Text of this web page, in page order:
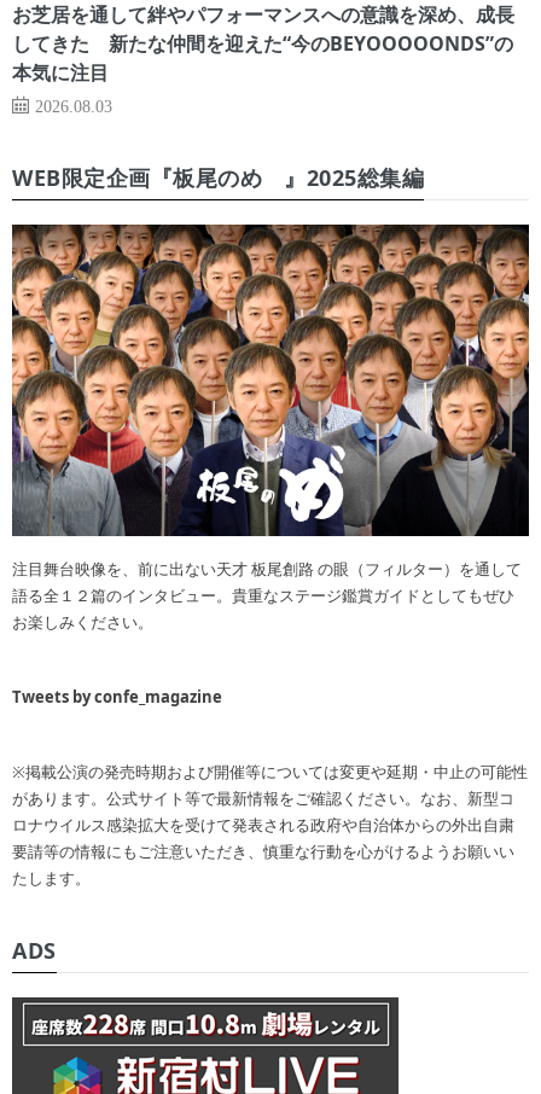
お芝居を通して絆やパフォーマンスへの意識を深め、成長
してきた 新たな仲間を迎えた“今のBEYOOOOONDS”の
本気に注目
2026.08.03
WEB限定企画『板尾のめ゙』2025総集編
注目舞台映像を、前に出ない天才 板尾創路 の眼（フィルター）を通して
語る全１２篇のインタビュー。貴重なステージ鑑賞ガイドとしてもぜひ
お楽しみください。
Tweets by confe_magazine
※掲載公演の発売時期および開催等については変更や延期・中止の可能性
があります。公式サイト等で最新情報をご確認ください。なお、新型コ
ロナウイルス感染拡大を受けて発表される政府や自治体からの外出自粛
要請等の情報にもご注意いただき、慎重な行動を心がけるようお願いい
たします。
ADS